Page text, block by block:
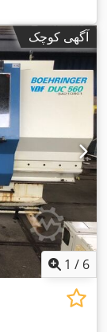
آگهی کوچک
1 / 6